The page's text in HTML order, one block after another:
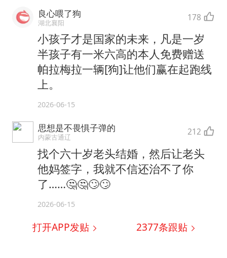
良心喂了狗
湖北襄阳 178
小孩子才是国家的未来，凡是一岁
半孩子有一米六高的本人免费赠送
帕拉梅拉一辆[狗]让他们赢在起跑线
上。
2026-06-15
思想是不畏惧子弹的
内蒙古通辽 212
找个六十岁老头结婚，然后让老头
他妈签字，我就不信还治不了你
了……🤔🤔🙄🙄
2026-06-15
打开APP发贴 2377条跟贴